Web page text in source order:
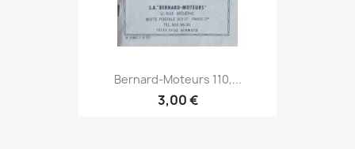
Bernard-Moteurs 110,...
3,00 €